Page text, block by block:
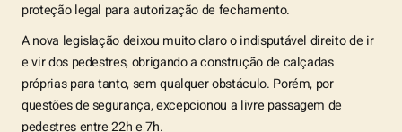
proteção legal para autorização de fechamento.
A nova legislação deixou muito claro o indisputável direito de ir
e vir dos pedestres, obrigando a construção de calçadas
próprias para tanto, sem qualquer obstáculo. Porém, por
questões de segurança, excepcionou a livre passagem de
pedestres entre 22h e 7h.